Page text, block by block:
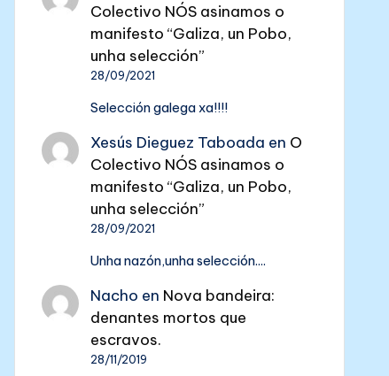
Colectivo NÓS asinamos o
manifesto “Galiza, un Pobo,
unha selección”
28/09/2021
Selección galega xa!!!!
Xesús Dieguez Taboada en O
Colectivo NÓS asinamos o
manifesto “Galiza, un Pobo,
unha selección”
28/09/2021
Unha nazón,unha selección....
Nacho en Nova bandeira:
denantes mortos que
escravos.
28/11/2019